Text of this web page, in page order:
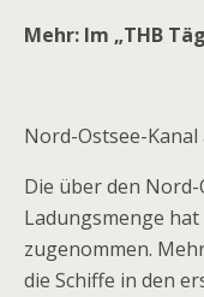
Mehr: Im „THB
Nord-Ostsee-
Die über den
Ladungsmenge
zugenommen.
die Schiffe in den